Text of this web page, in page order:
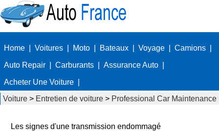
Home Voitures Moto Bateaux Voyage Camions
Auto Repair Carburants Assurance Auto
Acheter Une Voiture
Voiture > Entretien de voiture > Professional Car Maintenance
Les signes d'une transmission endommagé